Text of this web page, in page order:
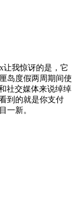
让我惊讶的是，它
岛度假两周期间使
社交媒体来说绰绰
到的就是你支付
一新。